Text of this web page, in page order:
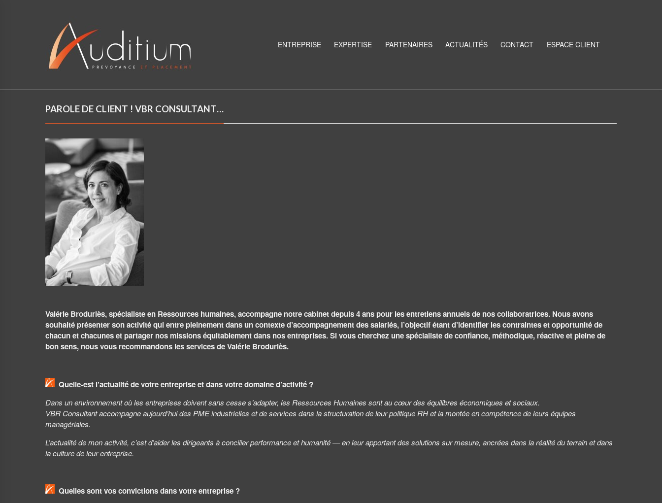
ENTREPRISE EXPERTISE PARTENAIRES ACTUALITÉS CONTACT ESPACE CLIENT
PAROLE DE CLIENT ! VBR CONSULTANT…
Valérie Broduriès, spécialiste en Ressources humaines, accompagne notre cabinet depuis 4 ans pour les entretiens annuels de nos collaboratrices. Nous avons
souhaité présenter son activité qui entre pleinement dans un contexte d’accompagnement des salariés, l’objectif étant d’identifier les contraintes et opportunité de
chacun et chacunes et partager nos missions équitablement dans nos entreprises. Si vous cherchez une spécialiste de confiance, méthodique, réactive et pleine de
bon sens, nous vous recommandons les services de Valérie Broduriès.
Quelle-est l’actualité de votre entreprise et dans votre domaine d’activité ?
Dans un environnement où les entreprises doivent sans cesse s’adapter, les Ressources Humaines sont au cœur des équilibres économiques et sociaux.
VBR Consultant accompagne aujourd’hui des PME industrielles et de services dans la structuration de leur politique RH et la montée en compétence de leurs équipes
managériales.
L’actualité de mon activité, c’est d’aider les dirigeants à concilier performance et humanité — en leur apportant des solutions sur mesure, ancrées dans la réalité du terrain et dans
la culture de leur entreprise.
Quelles sont vos convictions dans votre entreprise ?